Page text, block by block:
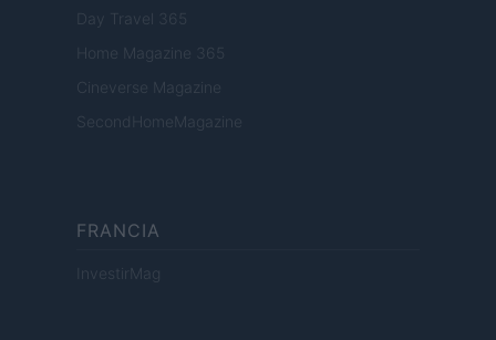
Day Travel 365
Home Magazine 365
Cineverse Magazine
SecondHomeMagazine
FRANCIA
InvestirMag